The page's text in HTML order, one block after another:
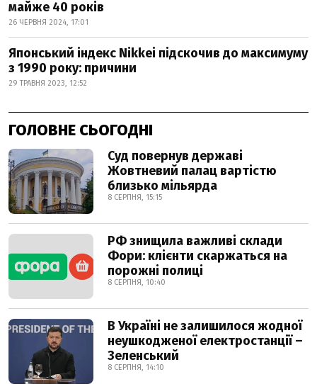
майже 40 років
26 ЧЕРВНЯ 2024, 17:01
Японський індекс Nikkei підскочив до максимуму
з 1990 року: причини
29 ТРАВНЯ 2023, 12:52
ГОЛОВНЕ СЬОГОДНІ
Суд повернув державі
Жовтневий палац вартістю
близько мільярда
8 СЕРПНЯ, 15:15
РФ знищила важливі склади
Фори: клієнти скаржаться на
порожні полиці
8 СЕРПНЯ, 10:40
В Україні не залишилося жодної
неушкодженої електростанції –
Зеленський
8 СЕРПНЯ, 14:10